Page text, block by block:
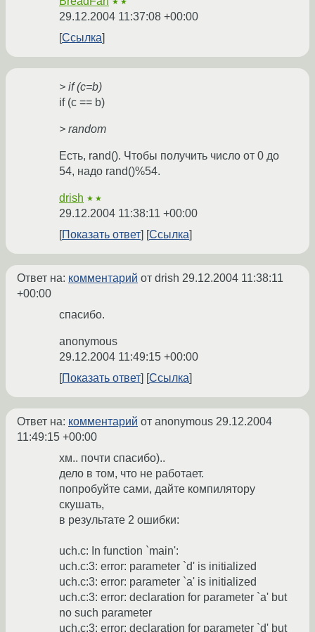
★★
29.12.2004 11:37:08 +00:00
Ссылка
> if (c=b)
if (c == b)
> random
Есть, rand(). Чтобы получить число от 0 до
54, надо rand()%54.
drish ★★
29.12.2004 11:38:11 +00:00
Показать ответ
Ссылка
Ответ на: комментарий от drish 29.12.2004 11:38:11
+00:00
спасибо.
anonymous
29.12.2004 11:49:15 +00:00
Показать ответ
Ссылка
Ответ на: комментарий от anonymous 29.12.2004
11:49:15 +00:00
хм.. почти спасибо)..
дело в том, что не работает.
попробуйте сами, дайте компилятору
скушать,
в результате 2 ошибки:
uch.c: In function `main':
uch.c:3: error: parameter `d' is initialized
uch.c:3: error: parameter `a' is initialized
uch.c:3: error: declaration for parameter `a' but
no such parameter
uch.c:3: error: declaration for parameter `d' but